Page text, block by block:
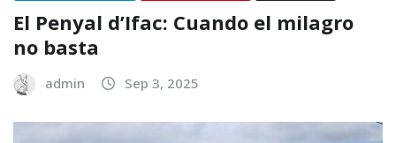
El Penyal d’Ifac: Cuando el milagro
no basta
admin Sep 3, 2025